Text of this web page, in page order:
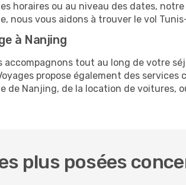
horaires ou au niveau des dates,
nous vous aidons à trouver le vol
à Nanjing
tout au long de votre
propose également des
de Nanjing, de la location de voitures,
plus posées